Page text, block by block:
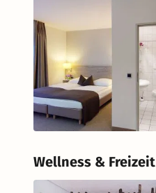
Wellness & Freizeit